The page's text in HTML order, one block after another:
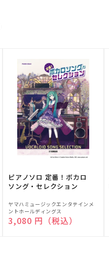
ピアノソロ 定番！ボカロ
ソング・セレクション
販
売
元:
ヤマハミュージックエンタテインメ
ントホールディングス
通常価格
3,080 円（税込）